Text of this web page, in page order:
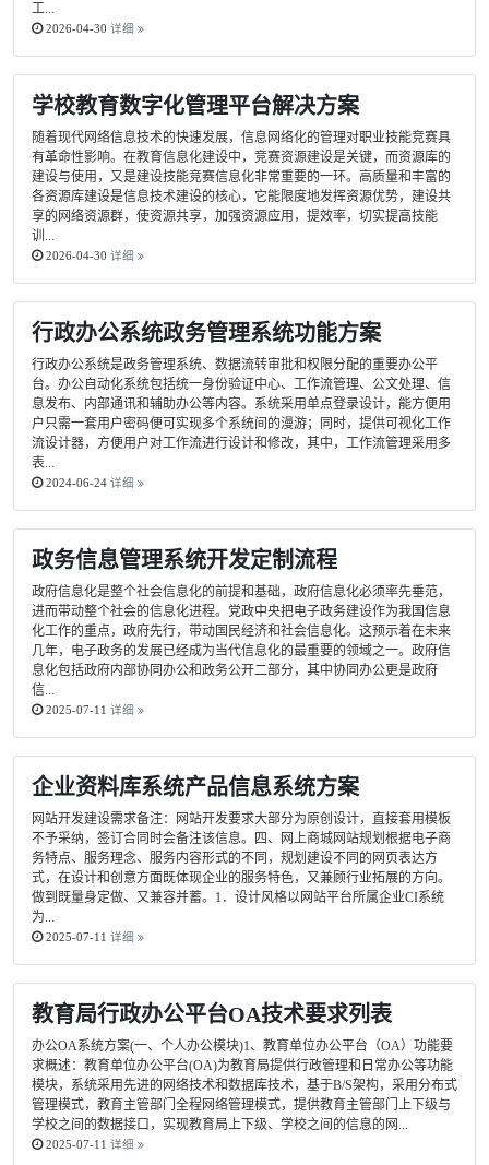
工...
2026-04-30 详细
学校教育数字化管理平台解决方案
随着现代网络信息技术的快速发展，信息网络化的管理对职业技能竞赛具
有革命性影响。在教育信息化建设中，竞赛资源建设是关键，而资源库的
建设与使用，又是建设技能竞赛信息化非常重要的一环。高质量和丰富的
各资源库建设是信息技术建设的核心，它能限度地发挥资源优势，建设共
享的网络资源群，使资源共享，加强资源应用，提效率，切实提高技能
训...
2026-04-30 详细
行政办公系统政务管理系统功能方案
行政办公系统是政务管理系统、数据流转审批和权限分配的重要办公平
台。办公自动化系统包括统一身份验证中心、工作流管理、公文处理、信
息发布、内部通讯和辅助办公等内容。系统采用单点登录设计，能方便用
户只需一套用户密码便可实现多个系统间的漫游；同时，提供可视化工作
流设计器，方便用户对工作流进行设计和修改，其中，工作流管理采用多
表...
2024-06-24 详细
政务信息管理系统开发定制流程
政府信息化是整个社会信息化的前提和基础，政府信息化必须率先垂范，
进而带动整个社会的信息化进程。党政中央把电子政务建设作为我国信息
化工作的重点，政府先行，带动国民经济和社会信息化。这预示着在未来
几年，电子政务的发展已经成为当代信息化的最重要的领域之一。政府信
息化包括政府内部协同办公和政务公开二部分，其中协同办公更是政府
信...
2025-07-11 详细
企业资料库系统产品信息系统方案
网站开发建设需求备注：网站开发要求大部分为原创设计，直接套用模板
不予采纳，签订合同时会备注该信息。四、网上商城网站规划根据电子商
务特点、服务理念、服务内容形式的不同，规划建设不同的网页表达方
式，在设计和创意方面既体现企业的服务特色，又兼顾行业拓展的方向。
做到既量身定做、又兼容并蓄。1．设计风格以网站平台所属企业CI系统
为...
2025-07-11 详细
教育局行政办公平台OA技术要求列表
办公OA系统方案(一、个人办公模块)1、教育单位办公平台（OA）功能要
求概述：教育单位办公平台(OA)为教育局提供行政管理和日常办公等功能
模块，系统采用先进的网络技术和数据库技术，基于B/S架构，采用分布式
管理模式，教育主管部门全程网络管理模式，提供教育主管部门上下级与
学校之间的数据接口，实现教育局上下级、学校之间的信息的网...
2025-07-11 详细